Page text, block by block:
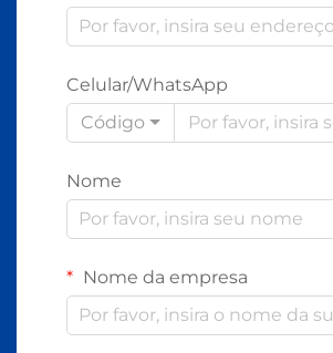
Celular/WhatsApp
Código
Nome
Nome da empresa